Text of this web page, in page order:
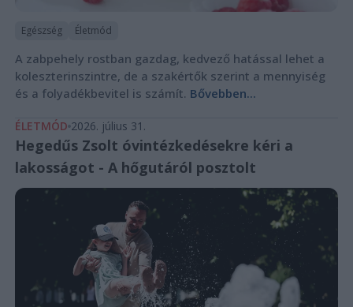
Egészség Életmód
A zabpehely rostban gazdag, kedvező hatással lehet a
koleszterinszintre, de a szakértők szerint a mennyiség
és a folyadékbevitel is számít. Bővebben...
ÉLETMÓD 2026. július 31.
Hegedűs Zsolt óvintézkedésekre kéri a
lakosságot - A hőgutáról posztolt